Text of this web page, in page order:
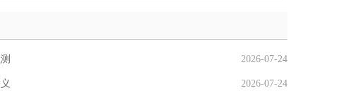
2026-07-24
2026-07-24